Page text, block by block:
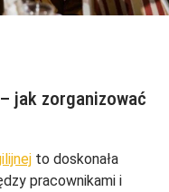
jak zorganizować
to doskonała
pracownikami i